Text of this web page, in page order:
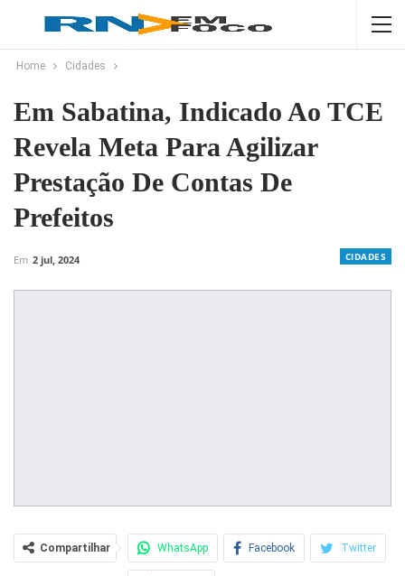
Home Cidades
Em Sabatina, Indicado Ao TCE
Revela Meta Para Agilizar
Prestação De Contas De
Prefeitos
CIDADES
Em 2 jul, 2024
Compartilhar WhatsApp Facebook Twitter